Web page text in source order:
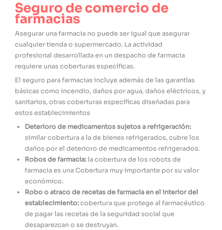
Seguro de comercio de
farmacias
Asegurar una farmacia no puede ser igual que asegurar
cualquier tienda o supermercado. La actividad
profesional desarrollada en un despacho de farmacia
requiere unas coberturas específicas.
El seguro para farmacias incluye además de las garantías
básicas como incendio, daños por agua, daños eléctricos, y
sanitarios, otras coberturas específicas diseñadas para
estos establecimientos
Deterioro de medicamentos sujetos a refrigeración:
similar cobertura a la de bienes refrigerados, cubre los
daños por el deterioro de medicamentos refrigerados.
Robos de farmacia:la cobertura de los robots de
farmacia es una Cobertura muy importante por su valor
económico.
Robo o atraco de recetas de farmacia en el interior del
establecimiento:cobertura que protege al farmacéutico
de pagar las recetas de la seguridad social que
desaparezcan o se destruyan.